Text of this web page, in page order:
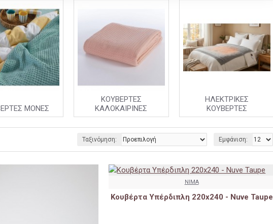
ΜΟΝΕΣ
ΚΟΥΒΕΡΤΕΣ
ΚΑΛΟΚΑΙΡΙΝΕΣ
ΗΛΕΚΤΡΙΚΕΣ
ΚΟΥΒΕΡΤΕΣ
Ταξινόμηση: Εμφάνιση:
NIMA
Κουβέρτα Υπέρδιπλη 220x240 - Nuve Taupe